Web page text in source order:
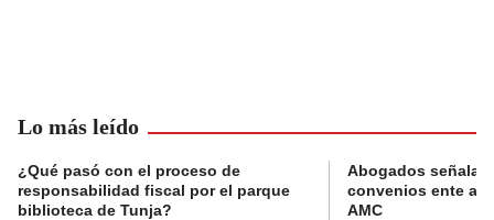
Lo más leído
¿Qué pasó con el proceso de
responsabilidad fiscal por el parque
biblioteca de Tunja?
Abogados
convenios ente
AMC